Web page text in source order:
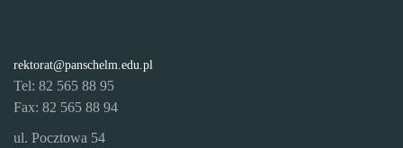
rektorat@panschelm.edu.pl
Tel: 82 565 88 95
Fax: 82 565 88 94
ul. Pocztowa 54